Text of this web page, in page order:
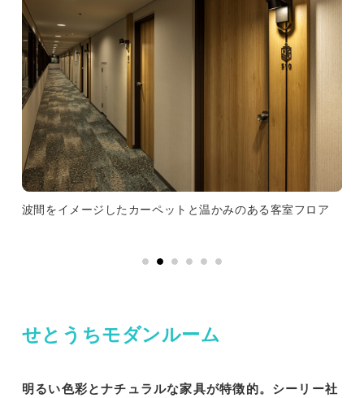
せとうちモダンルーム
明るい色彩とナチュラルな家具が特徴的。シーリー社
波間をイメージしたカーペットと温かみのある客室フロア